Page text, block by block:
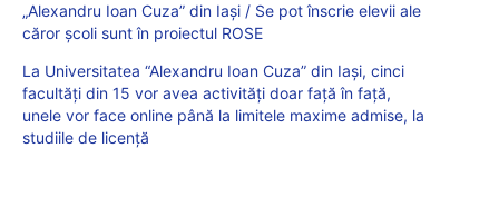
„Alexandru Ioan Cuza” din Iași / Se pot înscrie elevii ale
căror școli sunt în proiectul ROSE
La Universitatea “Alexandru Ioan Cuza” din Iași, cinci
facultăți din 15 vor avea activități doar față în față,
unele vor face online până la limitele maxime admise, la
studiile de licență